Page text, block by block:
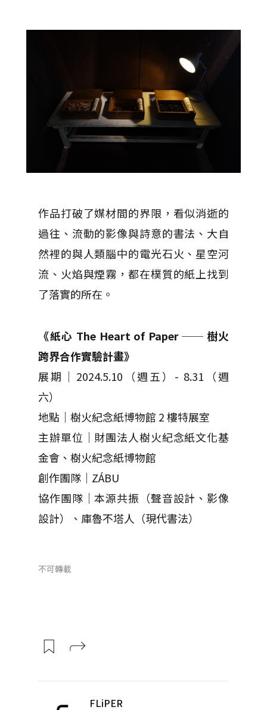
作品打破了媒材間的界限，看似消逝的
過往、流動的影像與詩意的書法、大自
然裡的與人類腦中的電光石火、星空河
流、火焰與煙霧，都在樸質的紙上找到
了落實的所在。
《紙心 The Heart of Paper ── 樹火
跨界合作實驗計畫》
展期｜2024.5.10（週五）- 8.31（週
六）
地點｜樹火紀念紙博物館 2 樓特展室
主辦單位｜財團法人樹火紀念紙文化基
金會、樹火紀念紙博物館
創作團隊｜ZÁBU
協作團隊｜本源共振（聲音設計、影像
設計）、庫魯不塔人（現代書法）
不可轉載
FLiPER